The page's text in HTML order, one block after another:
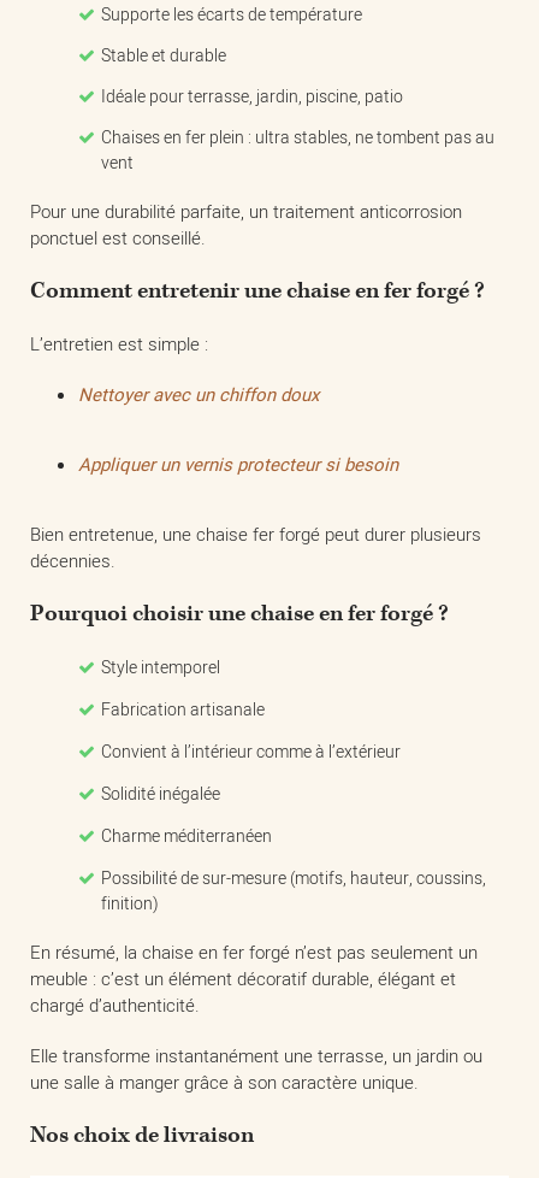
Supporte les écarts de température
Stable et durable
Idéale pour terrasse, jardin, piscine, patio
Chaises en fer plein : ultra stables, ne tombent pas au
vent
Pour une durabilité parfaite, un traitement anticorrosion
ponctuel est conseillé.
Comment entretenir une chaise en fer forgé ?
L’entretien est simple :
Nettoyer avec un chiffon doux
Appliquer un vernis protecteur si besoin
Bien entretenue, une chaise fer forgé peut durer plusieurs
décennies.
Pourquoi choisir une chaise en fer forgé ?
Style intemporel
Fabrication artisanale
Convient à l’intérieur comme à l’extérieur
Solidité inégalée
Charme méditerranéen
Possibilité de sur-mesure (motifs, hauteur, coussins,
finition)
En résumé, la chaise en fer forgé n’est pas seulement un
meuble : c’est un élément décoratif durable, élégant et
chargé d’authenticité.
Elle transforme instantanément une terrasse, un jardin ou
une salle à manger grâce à son caractère unique.
Nos choix de livraison